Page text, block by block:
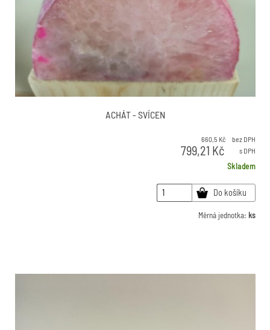
ACHÁT - SVÍCEN
660,5 Kč bez DPH
799,21 Kč s DPH
Skladem
Do košíku
Měrná jednotka: ks